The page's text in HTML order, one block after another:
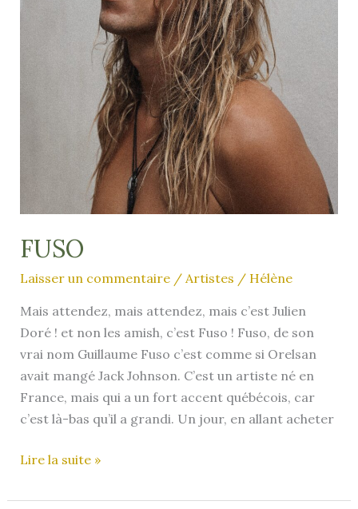
FUSO
Laisser un commentaire / Artistes / Hélène
Mais attendez, mais attendez, mais c’est Julien
Doré ! et non les amish, c’est Fuso ! Fuso, de son
vrai nom Guillaume Fuso c’est comme si Orelsan
avait mangé Jack Johnson. C’est un artiste né en
France, mais qui a un fort accent québécois, car
c’est là-bas qu’il a grandi. Un jour, en allant acheter
FUSO
Lire la suite »